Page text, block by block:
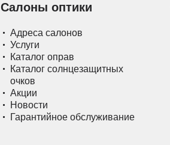
Салоны оптики
Адреса салонов
Услуги
Каталог оправ
Каталог солнцезащитных
очков
Акции
Новости
Гарантийное обслуживание